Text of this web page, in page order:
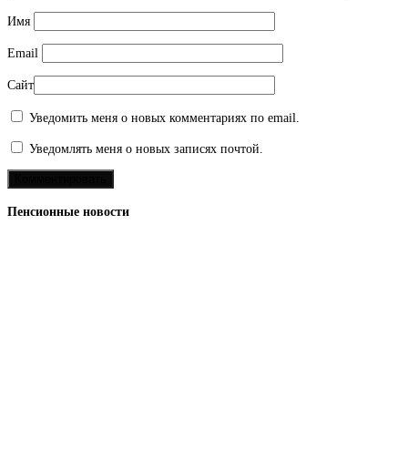
Имя
Email
Сайт
Уведомить меня о новых комментариях по email.
Уведомлять меня о новых записях почтой.
Пенсионные новости